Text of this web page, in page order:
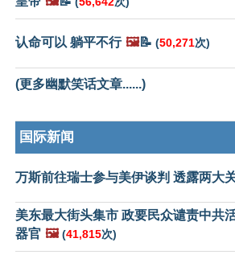
认命可以 躺平不行 🖼️📝 (50,271次)
(更多幽默笑话文章......)
国际新闻
万斯前往瑞士参与美伊谈判 透露两大
美东最大街头集市 政要民众谴责中共
器官 🖼️ (41,815次)